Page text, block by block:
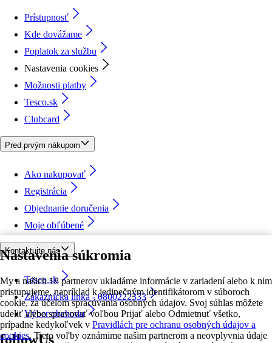
Nastavenia súkromia
My a našich 18 partnerov ukladáme informácie v zariadení alebo k nim
pristupujeme, napríklad k jedinečným identifikátorom v súboroch
cookie, za účelom spracúvania osobných údajov. Svoj súhlas môžete
udeliť alebo spravovať voľbou Prijať alebo Odmietnuť všetko,
prípadne kedykoľvek v Pravidlách pre ochranu osobných údajov a
cookies. Tieto voľby oznámime našim partnerom a neovplyvnia údaje
Prístupnosť
Kde dovážame
Poplatok za službu
Nastavenia cookies
Možnosti platby
Tesco.sk
Clubcard
Pred prvým nákupom
Ako nakupovať
Registrácia
Objednanie doručenia
Moje obľúbené
Kontaktujte nás
Tesco.sk
Zákaznícka linka - 0800222333
Výber obchodu
followUs